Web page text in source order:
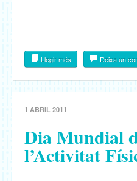
Llegir més Deixa un
1 ABRIL 2011
Dia Mundial
l’Activitat